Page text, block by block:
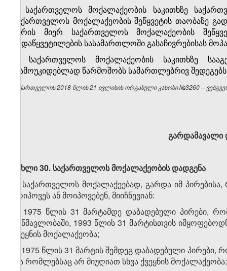
1. საქართველოს მოქალაქეობის საკითხზე
საქართველოს მოქალაქეობის შეწყვეტის თაობაზე
პირის მიერ საქართველოს მოქალაქეობის
გადაწყვეტილების სასამართლოში გასაჩივრებისას
2. საქართველოს მოქალაქეობის საკითხზე
დამოუკიდებლად წარმოშობს სამართლებრივ
საქართველოს 2018 წლის 21 ივლისის ორგანული კანონი №3260 –
გარდამავალი
მუხლი 30. საქართველოს მოქალაქეობის დადგენა
1. საქართველოს მოქალაქეებად, გარდა იმ
მოიპოვეს ან მოიპოვებენ, მიიჩნევიან:
ა) 1975 წლის 31 მარტამდე დაბადებული პირები,
განმავლობაში, 1993 წლის 31 მარტისთვის
ქვეყნის მოქალაქეობა;
ბ) 1975 წლის 31 მარტის შემდეგ დაბადებული
და რომლებსაც არ მიუღიათ სხვა ქვეყნის მოქალაქეობა;